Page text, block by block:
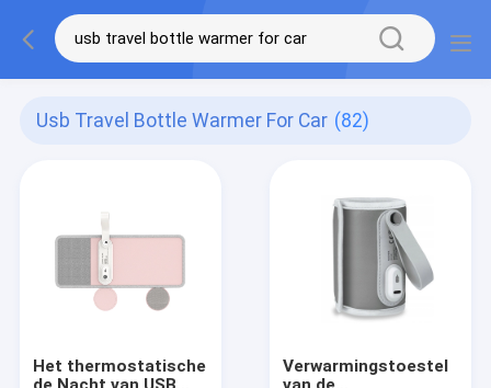
Usb Travel Bottle Warmer For Car (82)
Het thermostatische
Verwarmingstoestel